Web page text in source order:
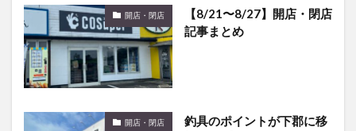
開店・閉店
【8/21〜8/27】開店・閉店
記事まとめ
開店・閉店
釣具のポイントが下郡に移